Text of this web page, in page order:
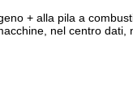
+ alla pila a
nel centro